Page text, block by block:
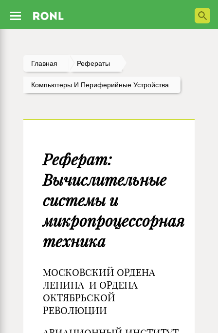
Главная Рефераты
Компьютеры И Периферийные Устройства
Реферат:
Вычислительные
системы и
микропроцессорная
техника
МОСКОВСКИЙ ОРДЕНА
ЛЕНИНА И ОРДЕНА
ОКТЯБРЬСКОЙ
РЕВОЛЮЦИИ